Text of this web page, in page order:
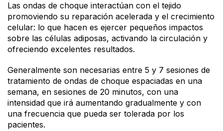
Las ondas de choque interactúan con el tejido
promoviendo su reparación acelerada y el crecimiento
celular: lo que hacen es ejercer pequeños impactos
sobre las células adiposas, activando la circulación y
ofreciendo excelentes resultados.
Generalmente son necesarias entre 5 y 7 sesiones de
tratamiento de ondas de choque espaciadas en una
semana, en sesiones de 20 minutos, con una
intensidad que irá aumentando gradualmente y con
una frecuencia que pueda ser tolerada por los
pacientes.